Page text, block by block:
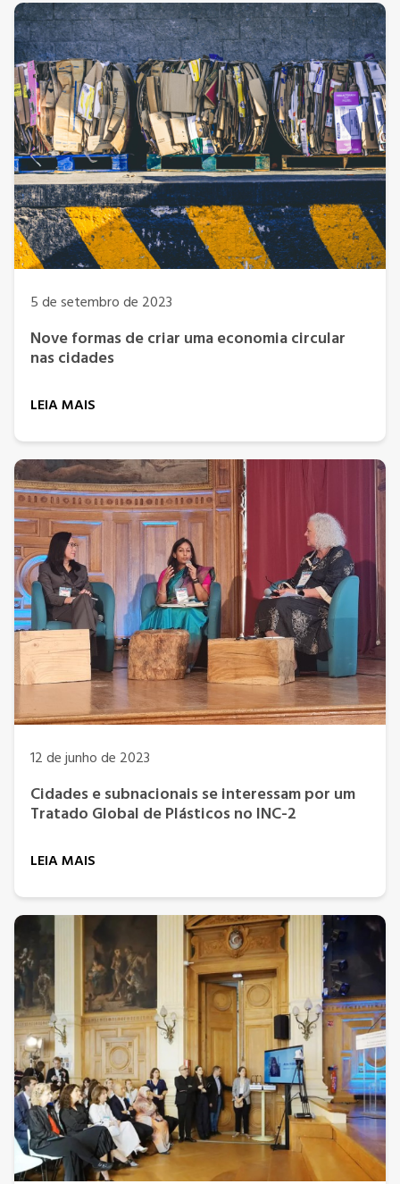
5 de setembro de 2023
Nove formas de criar uma economia circular
nas cidades
LEIA MAIS
12 de junho de 2023
Cidades e subnacionais se interessam por um
Tratado Global de Plásticos no INC-2
LEIA MAIS